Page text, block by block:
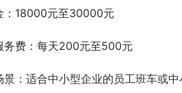
18000元至30000元
费：每天200元至500元
适合中小型企业的员工班车或中